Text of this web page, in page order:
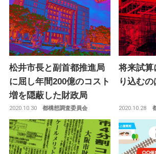
松井市長と副首都推進局
に屈し年間200億のコスト
増を隠蔽した財政局
都構想調査委員会
2020.10.30
将来試算
り込むの
2020.10.28